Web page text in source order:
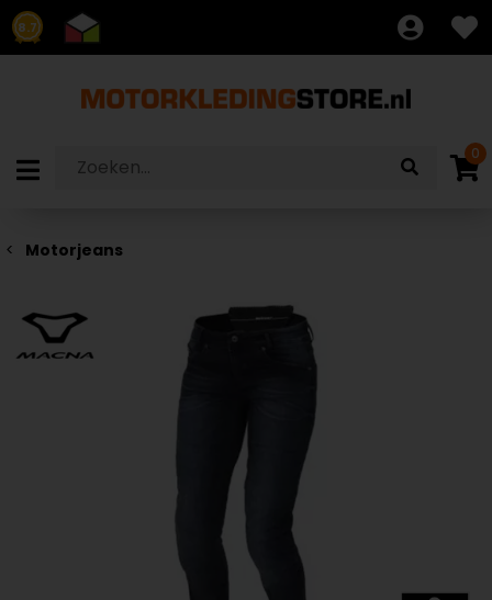
8.7
0
Motorjeans